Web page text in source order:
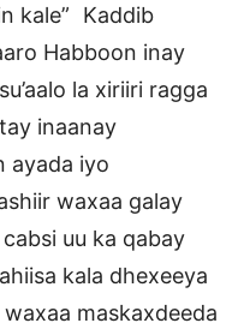
kale” Kaddib
Habboon inay
la xiriiri ragga
inaanay
ayada iyo
waxaa galay
uu ka qabay
kala dhexeeya
maskaxdeeda